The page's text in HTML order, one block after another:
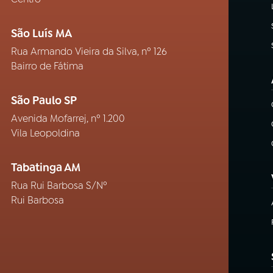
São Luís MA
Rua Armando Vieira da Silva, nº 126
Bairro de Fátima
São Paulo SP
Avenida Mofarrej, nº 1.200
Vila Leopoldina
Tabatinga AM
Rua Rui Barbosa S/Nº
Rui Barbosa